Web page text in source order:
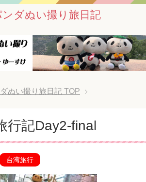
ダぬい撮り旅日記
ぬい撮り旅日記 TOP
行記Day2-final
台湾旅行